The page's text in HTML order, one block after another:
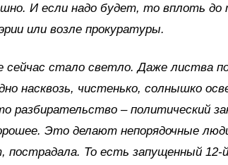
И если надо будет, то вплоть
или возле прокуратуры.
сейчас стало светло. Даже листва
насквозь, чистенько, солнышко
разбирательство – политический
Это делают непорядочные
пострадала. То есть запущенный